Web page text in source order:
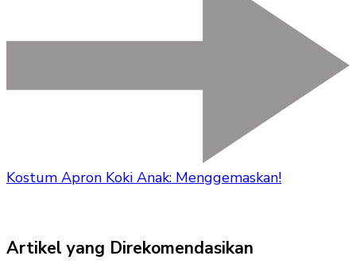
Kostum Apron Koki Anak: Menggemaskan!
Artikel yang Direkomendasikan